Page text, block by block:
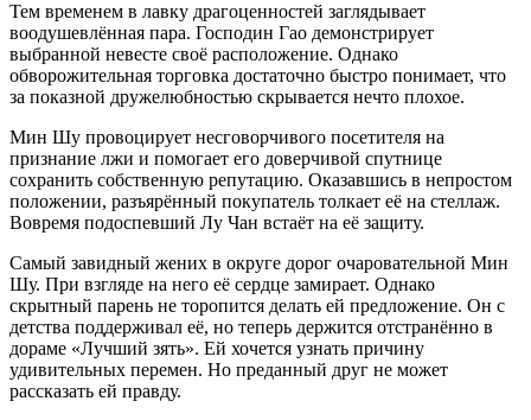
Тем временем в лавку драгоценностей заглядывает
воодушевлённая пара. Господин Гао демонстрирует
выбранной невесте своё расположение. Однако
обворожительная торговка достаточно быстро понимает, что
за показной дружелюбностью скрывается нечто плохое.
Мин Шу провоцирует несговорчивого посетителя на
признание лжи и помогает его доверчивой спутнице
сохранить собственную репутацию. Оказавшись в непростом
положении, разъярённый покупатель толкает её на стеллаж.
Вовремя подоспевший Лу Чан встаёт на её защиту.
Самый завидный жених в округе дорог очаровательной Мин
Шу. При взгляде на него её сердце замирает. Однако
скрытный парень не торопится делать ей предложение. Он с
детства поддерживал её, но теперь держится отстранённо в
дораме «Лучший зять». Ей хочется узнать причину
удивительных перемен. Но преданный друг не может
рассказать ей правду.